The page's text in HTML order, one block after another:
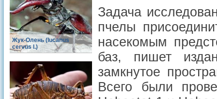
Жук-Олень (lucanus
cervus l.)
Задача
пчелы
насекомым
баз, пишет
замкнутое
Всего были